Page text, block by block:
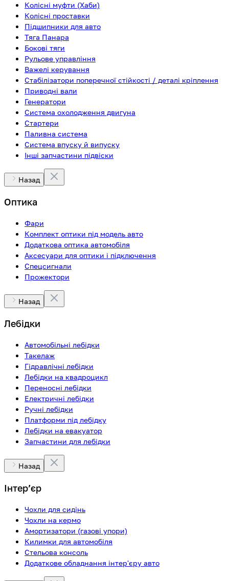
Колісні муфти (Хаби)
Колісні проставки
Підшипники для авто
Тяга Панара
Бокові тяги
Рульове управління
Важелі керування
Стабілізатори поперечної стійкості / деталі кріплення
Приводні вали
Генератори
Система охолодження двигуна
Стартери
Паливна система
Система впуску й випуску
Інші запчастини підвіски
Назад
Оптика
Фари
Комплект оптики під модель авто
Додаткова оптика автомобіля
Аксесуари для оптики і підключення
Спецсигнали
Прожектори
Назад
Лебідки
Автомобільні лебідки
Такелаж
Гідравлічні лебідки
Лебідки на квадроцикл
Переносні лебідки
Електричні лебідки
Ручні лебідки
Платформи під лебідку
Лебідки на евакуатор
Запчастини для лебідки
Назад
Інтерʼєр
Чохли для сидінь
Чохли на кермо
Амортизатори (газові упори)
Килимки для автомобіля
Стельова консоль
Додаткове обладнання інтер'єру авто